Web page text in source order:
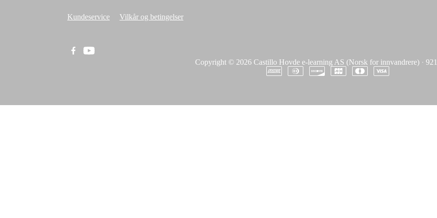
Kundeservice Vilkår og betingelser
Copyright © 2026 Castillo Hovde e-learning AS (Norsk for innvandrere) ·